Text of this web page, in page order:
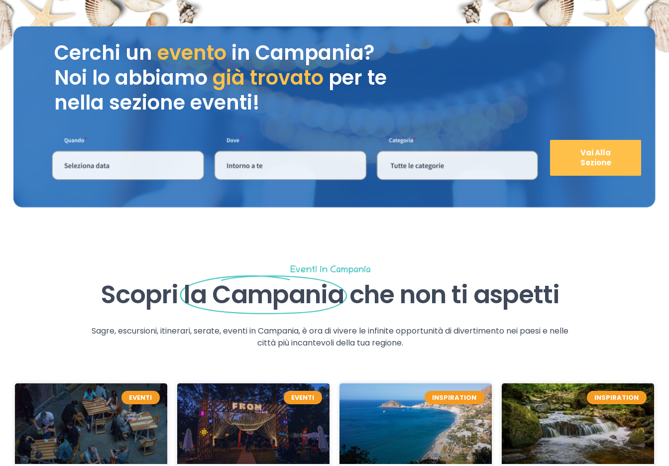
Cerchi uneventoin Campania?
Noi lo abbiamogià trovato per te
nella sezione eventi!
Vai Alla
Sezione
Eventi in Campania
Scoprila Campaniache non ti aspetti
Sagre, escursioni, itinerari, serate, eventi in Campania, è ora di vivere le infinite opportunità di divertimento nei paesi e nelle
città più incantevoli della tua regione.
EVENTI EVENTI INSPIRATION INSPIRATION